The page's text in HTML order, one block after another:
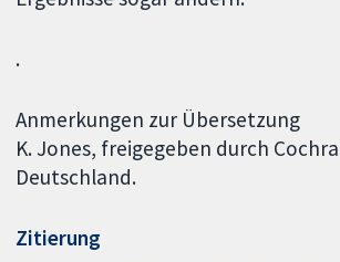
.
Anmerkungen zur Übersetzung
K. Jones, freigegeben durch
Deutschland.
Zitierung